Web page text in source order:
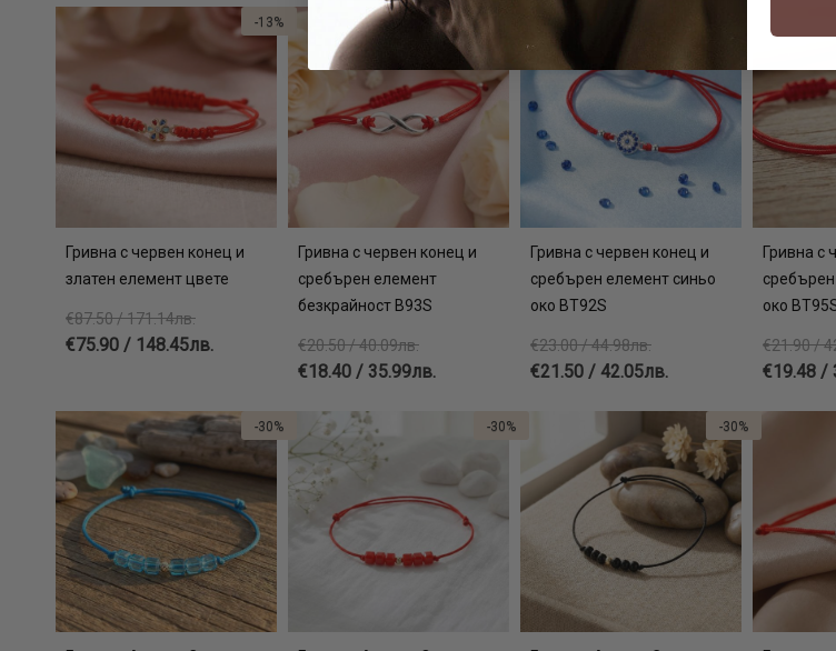
Гривна с червен конец и
златен елемент цвете
€87.50 / 171.14лв.
€75.90 / 148.45лв.
-13%
Гривна с червен конец и
сребърен елемент
безкрайност В93S
€20.50 / 40.09лв.
€18.40 / 35.99лв.
Гривна с червен конец и
сребърен елемент синьо
око BT92S
€23.00 / 44.98лв.
€21.50 / 42.05лв.
Гривна с
око
€21.90 /
€19.48 /
-30% -30% -30%